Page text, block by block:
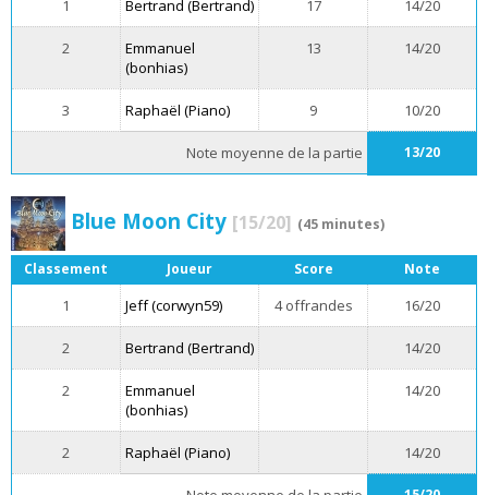
1 Bertrand (Bertrand) 17 14/20
2
Emmanuel
(bonhias)
13 14/20
3 Raphaël (Piano) 9 10/20
Note moyenne de la partie 13/20
Blue Moon City [15/20] (45 minutes)
Classement Joueur Score Note
1 Jeff (corwyn59) 4 offrandes 16/20
2 Bertrand (Bertrand) 14/20
2
Emmanuel
(bonhias)
14/20
2 Raphaël (Piano) 14/20